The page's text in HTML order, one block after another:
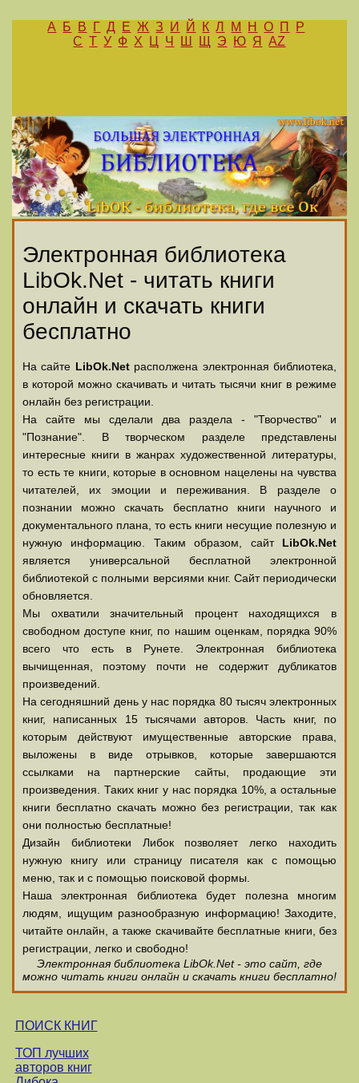
А Б В Г Д Е Ж З И Й К Л М Н О П
Р
С Т У Ф Х Ц Ч Ш Щ Э Ю Я AZ
Электронная библиотека
LibOk.Net - читать книги
онлайн и скачать книги
бесплатно
На сайте LibOk.Netрасполжена электронная библиотека,
в которой можно скачивать и читать тысячи книг в режиме
онлайн без регистрации.
На сайте мы сделали два раздела - "Творчество" и
"Познание". В творческом разделе представлены
интересные книги в жанрах художественной литературы,
то есть те книги, которые в основном нацелены на чувства
читателей, их эмоции и переживания. В разделе о
познании можно скачать бесплатно книги научного и
документального плана, то есть книги несущие полезную и
нужную информацию. Таким образом, сайт LibOk.Net
является универсальной бесплатной электронной
библиотекой с полными версиями книг. Сайт периодически
обновляется.
Мы охватили значительный процент находящихся в
свободном доступе книг, по нашим оценкам, порядка 90%
всего что есть в Рунете. Электронная библиотека
вычищенная, поэтому почти не содержит дубликатов
произведений.
На сегодняшний день у нас порядка 80 тысяч электронных
книг, написанных 15 тысячами авторов. Часть книг, по
которым действуют имущественные авторские права,
выложены в виде отрывков, которые завершаются
ссылками на партнерские сайты, продающие эти
произведения. Таких книг у нас порядка 10%, а остальные
книги бесплатно скачать можно без регистрации, так как
они полностью бесплатные!
Дизайн библиотеки Либок позволяет легко находить
нужную книгу или страницу писателя как с помощью
меню, так и с помощью поисковой формы.
Наша электронная библиотека будет полезна многим
людям, ищущим разнообразную информацию! Заходите,
читайте онлайн, а также скачивайте бесплатные книги, без
регистрации, легко и свободно!
Электронная библиотека LibOk.Net - это сайт, где
можно читать книги онлайн и скачать книги бесплатно!
ПОИСК КНИГ
ТОП лучших
авторов книг